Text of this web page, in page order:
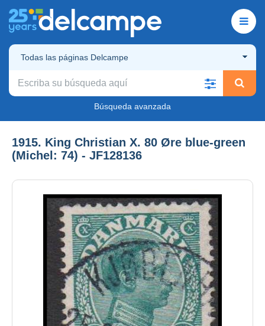
Todas las páginas Delcampe
Búsqueda avanzada
1915. King Christian X. 80 Øre blue-green
(Michel: 74) - JF128136